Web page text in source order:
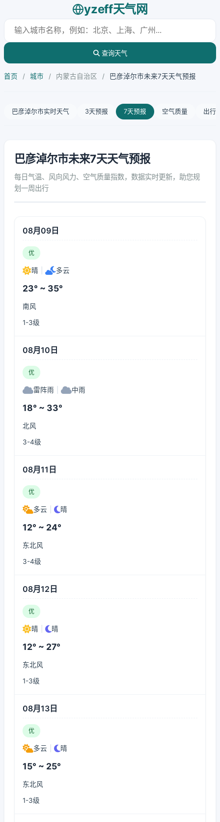
yzeff天气网
查询天气
首页 / 城市 / 内蒙古自治区 / 巴彦淖尔市未来7天天气预报
巴彦淖尔市实时天气 3天预报 7天预报 空气质量 出行
巴彦淖尔市未来7天天气预报
每日气温、风向风力、空气质量指数，数据实时更新，助您规
划一周出行
08月09日
优
晴 多云
23° ~ 35°
南风
1-3级
08月10日
优
雷阵雨 中雨
18° ~ 33°
北风
3-4级
08月11日
优
多云 晴
12° ~ 24°
东北风
3-4级
08月12日
优
晴 晴
12° ~ 27°
东北风
1-3级
08月13日
优
多云 晴
15° ~ 25°
东北风
1-3级